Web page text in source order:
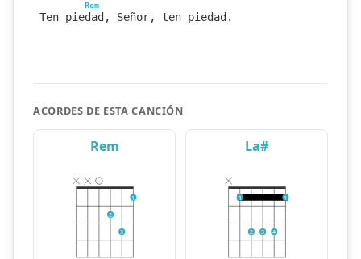
Rem
Ten piedad, Señor, ten piedad.
ACORDES DE ESTA CANCIÓN
Rem
2
3
1
La#
1
2 3 4
1